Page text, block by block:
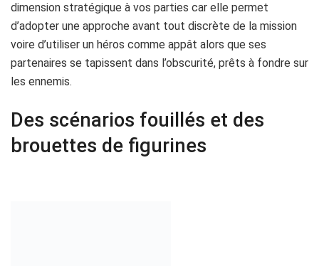
Des scénarios fouillés et des
brouettes de figurines